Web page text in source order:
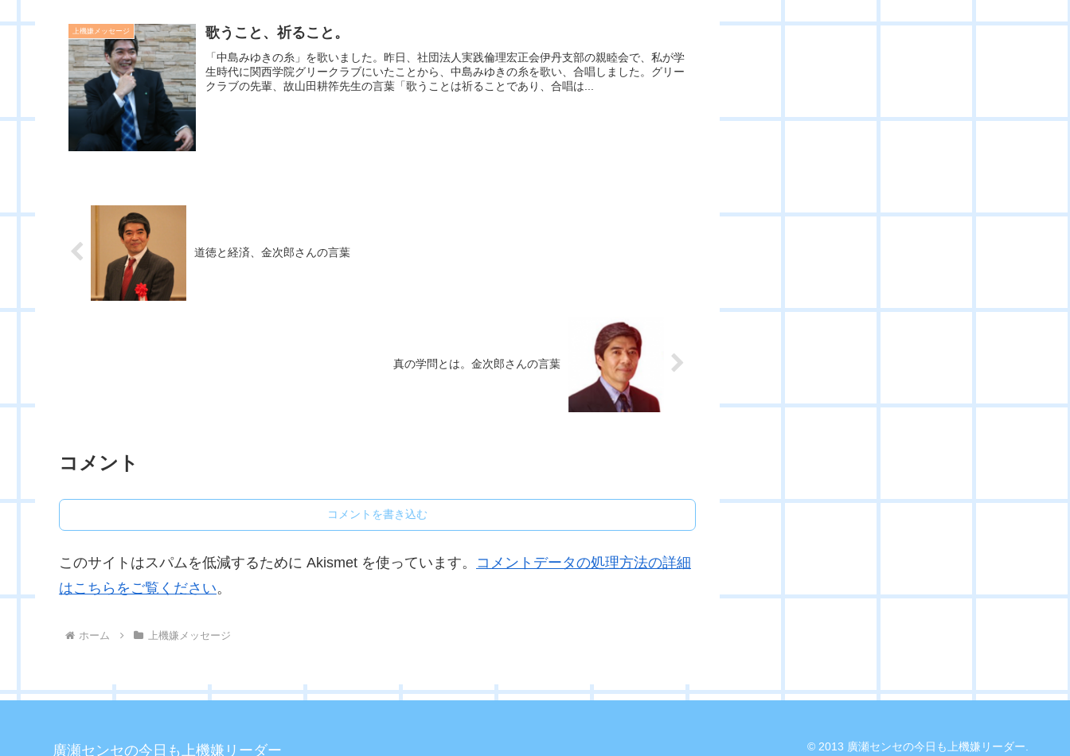
上機嫌メッセージ 歌うこと、祈ること。
「中島みゆきの糸」を歌いました。昨日、社団法人実践倫理宏正会伊丹支部の親睦会で、私が学
生時代に関西学院グリークラブにいたことから、中島みゆきの糸を歌い、合唱しました。グリー
クラブの先輩、故山田耕筰先生の言葉「歌うことは祈ることであり、合唱は...
道徳と経済、金次郎さんの言葉
真の学問とは。金次郎さんの言葉
コメント
コメントを書き込む
このサイトはスパムを低減するために Akismet を使っています。 コメントデータの処理方法の詳細
はこちらをご覧ください。
ホーム 上機嫌メッセージ
廣瀬センセの今日も上機嫌リーダー © 2013 廣瀬センセの今日も上機嫌リーダー.